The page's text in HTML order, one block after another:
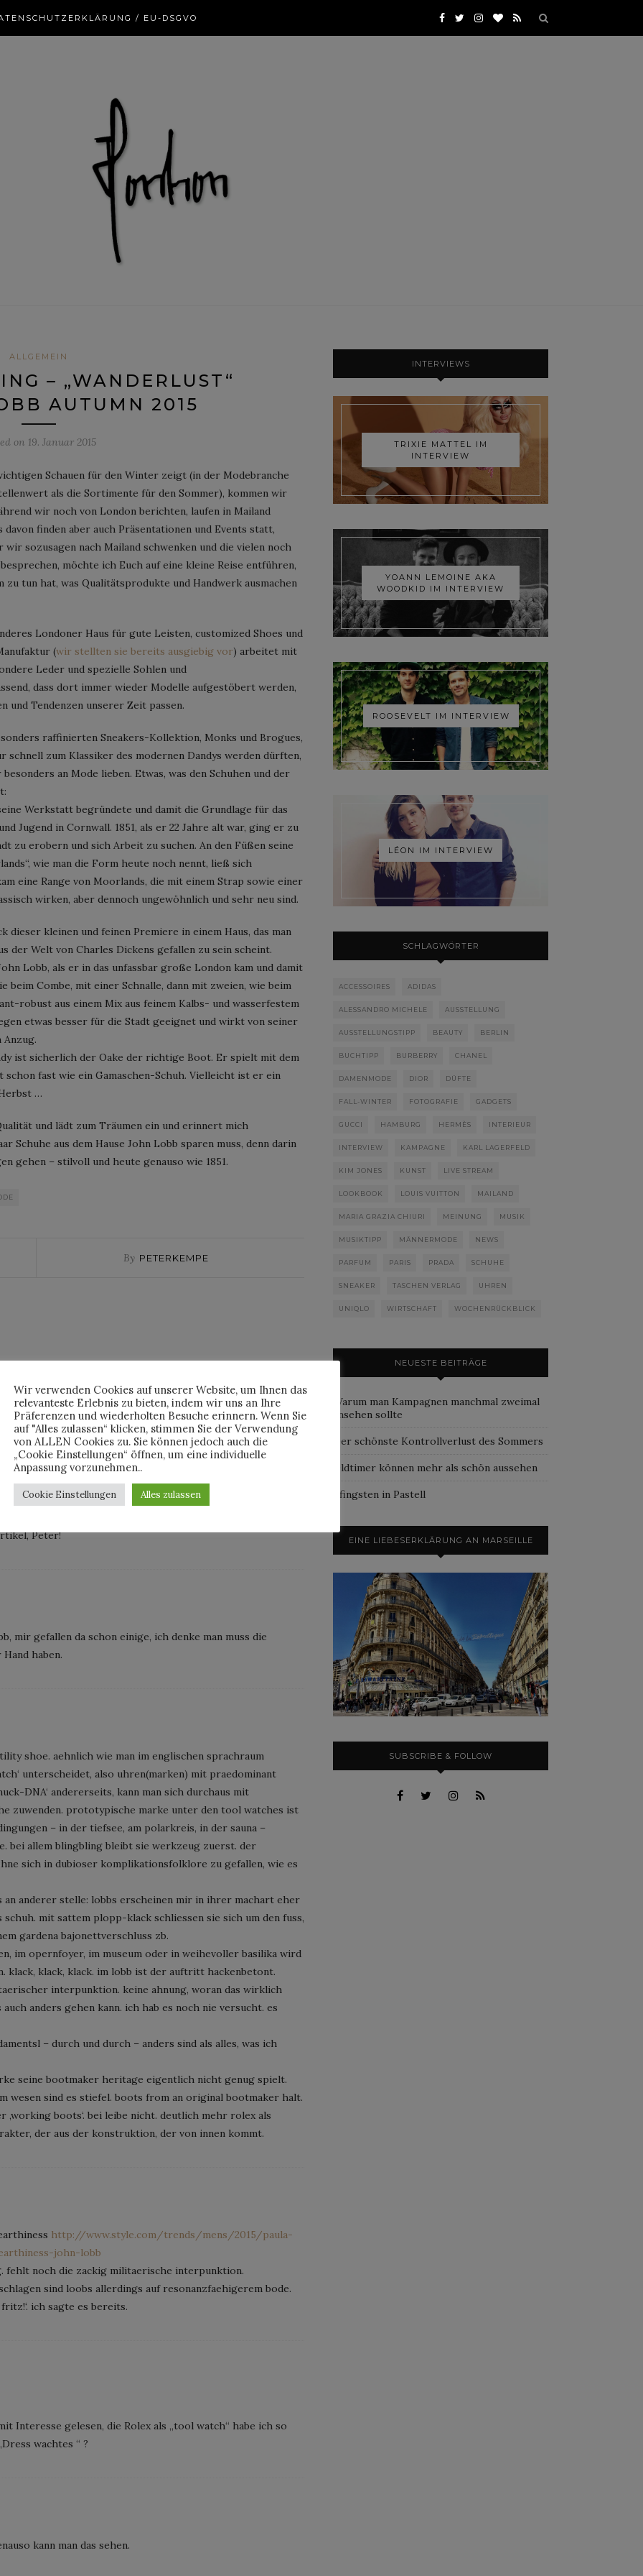
/ EU-DSGVO
ALLGEMEIN
– „WANDERLUST“
AUTUMN 2015
on 19. Januar 2015
Schauen für den Winter zeigt (in der Modebranche
als die Sortimente für den Sommer), kommen wir
wir noch von London berichten, laufen in Mailand
finden aber auch Präsentationen und Events statt,
sozusagen nach Mailand schwenken und die vielen noch
möchte ich Euch auf eine kleine Reise entführen,
tun hat, was Qualitätsprodukte und Handwerk ausmachen
Londoner Haus für gute Leisten, customized Shoes und
(wir stellten sie bereits ausgiebig vor) arbeitet mit
Leder und spezielle Sohlen und
dass dort immer wieder Modelle aufgestöbert werden,
Tendenzen unserer Zeit passen.
raffinierten Sneakers-Kollektion, Monks und Brogues,
zum Klassiker des modernen Dandys werden dürften,
an Mode lieben. Etwas, was den Schuhen und der
Werkstatt begründete und damit die Grundlage für das
Jugend in Cornwall. 1851, als er 22 Jahre alt war, ging er zu
zu erobern und sich Arbeit zu suchen. An den Füßen seine
wie man die Form heute noch nennt, ließ sich
eine Range von Moorlands, die mit einem Strap sowie einer
wirken, aber dennoch ungewöhnlich und sehr neu sind.
dieser kleinen und feinen Premiere in einem Haus, das man
der Welt von Charles Dickens gefallen zu sein scheint.
Lobb, als er in das unfassbar große London kam und damit
beim Combe, mit einer Schnalle, dann mit zweien, wie beim
robust aus einem Mix aus feinem Kalbs- und wasserfestem
etwas besser für die Stadt geeignet und wirkt von seiner
ist sicherlich der Oake der richtige Boot. Er spielt mit dem
fast wie ein Gamaschen-Schuh. Vielleicht ist er ein
…
und lädt zum Träumen ein und erinnert mich
Schuhe aus dem Hause John Lobb sparen muss, denn darin
gehen – stilvoll und heute genauso wie 1851.
By PETERKEMPE
den aktuellen Neuheiten gefällt mir (bis dato) gar nichts.
wurden. „Me too“ kam mir (leider) in den Sinn. Aber die
die selben wie früher.
Peter!
mir gefallen da schon einige, ich denke man muss die
haben.
shoe. aehnlich wie man im englischen sprachraum
unterscheidet, also uhren(marken) mit praedominant
DNA‘ andererseits, kann man sich durchaus mit
zuwenden. prototypische marke unter den tool watches ist
– in der tiefsee, am polarkreis, in der sauna –
bei allem blingbling bleibt sie werkzeug zuerst. der
sich in dubioser komplikationsfolklore zu gefallen, wie es
an anderer stelle: lobbs erscheinen mir in ihrer machart eher
mit sattem plopp-klack schliessen sie sich um den fuss,
gardena bajonettverschluss zb.
im opernfoyer, im museum oder in weihevoller basilika wird
klack, klack, klack. im lobb ist der auftritt hackenbetont.
interpunktion. keine ahnung, woran das wirklich
anders gehen kann. ich hab es noch nie versucht. es
– durch und durch – anders sind als alles, was ich
seine bootmaker heritage eigentlich nicht genug spielt.
wesen sind es stiefel. boots from an original bootmaker halt.
boots‘. bei leibe nicht. deutlich mehr rolex als
der aus der konstruktion, der von innen kommt.
http://www.style.com/trends/mens/2015/paula-
john-lobb
fehlt noch die zackig militaerische interpunktion.
sind loobs allerdings auf resonanzfaehigerem bode.
ich sagte es bereits.
Interesse gelesen, die Rolex als „tool watch“ habe ich so
wachtes “ ?
kann man das sehen.
INTERVIEWS
TRIXIE MATTEL IM
INTERVIEW
YOANN LEMOINE AKA
WOODKID IM INTERVIEW
ROOSEVELT IM INTERVIEW
LÉON IM INTERVIEW
SCHLAGWÖRTER
ACCESSOIRES ADIDAS
ALESSANDRO MICHELE AUSSTELLUNG
AUSSTELLUNGSTIPP BEAUTY BERLIN
BUCHTIPP BURBERRY CHANEL
DAMENMODE DIOR DÜFTE
FALL-WINTER FOTOGRAFIE GADGETS
GUCCI HAMBURG HERMÈS INTERIEUR
INTERVIEW KAMPAGNE KARL LAGERFELD
KIM JONES KUNST LIVE STREAM
LOOKBOOK LOUIS VUITTON MAILAND
MARIA GRAZIA CHIURI MEINUNG MUSIK
MUSIKTIPP MÄNNERMODE NEWS
PARFUM PARIS PRADA SCHUHE
SNEAKER TASCHEN VERLAG UHREN
UNIQLO WIRTSCHAFT WOCHENRÜCKBLICK
NEUESTE BEITRÄGE
Warum man Kampagnen manchmal zweimal
ansehen sollte
Der schönste Kontrollverlust des Sommers
Oldtimer können mehr als schön aussehen
Pfingsten in Pastell
EINE LIEBESERKLÄRUNG AN MARSEILLE
SUBSCRIBE & FOLLOW
Wir verwenden Cookies auf unserer Website, um Ihnen das
relevanteste Erlebnis zu bieten, indem wir uns an Ihre
Präferenzen und wiederholten Besuche erinnern. Wenn Sie
auf "Alles zulassen“ klicken, stimmen Sie der Verwendung
von ALLEN Cookies zu. Sie können jedoch auch die
„Cookie Einstellungen“ öffnen, um eine individuelle
Anpassung vorzunehmen..
Cookie Einstellungen Alles zulassen